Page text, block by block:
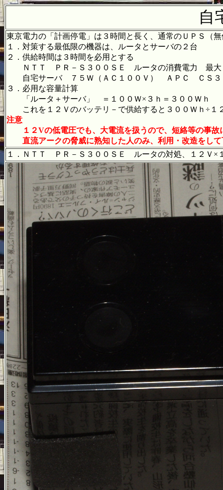
自
東京電力の「計画停電」は３時間と長く、通常のＵＰＳ（
１．対策する最低限の機器は、ルータとサーバの２台
２．供給時間は３時間を必用とする
ＮＴＴ ＰＲ－Ｓ３００ＳＥ ルータの消費電力 最大
自宅サーバ ７５Ｗ（ＡＣ１００Ｖ） ＡＰＣ ＣＳ３
３．必用な容量計算
「ルータ＋サーバ」 ＝１００Ｗ×３ｈ＝３００Ｗｈ
これを１２Ｖのバッテリ－で供給すると３００Ｗｈ÷１
注意
１２Vの低電圧でも、大電流を扱うので、短絡等の事故
直流アークの脅威に熟知した人のみ、利用・改造をして
１．ＮＴＴ ＰＲ－Ｓ３００ＳＥ ルータの対処、１２Ｖ×